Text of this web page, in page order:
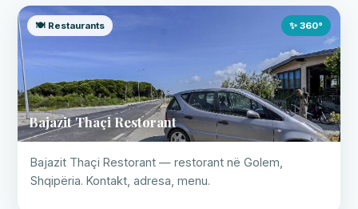
🍽️ Restaurants ✨ 360°
Bajazit Thaçi Restorant
Bajazit Thaçi Restorant — restorant në Golem,
Shqipëria. Kontakt, adresa, menu.